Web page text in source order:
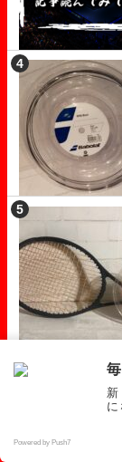
Powered by Push7